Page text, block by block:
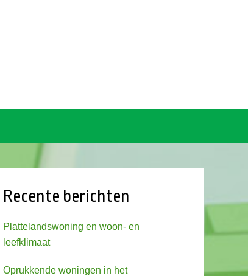
Recente berichten
Plattelandswoning en woon- en
leefklimaat
Oprukkende woningen in het